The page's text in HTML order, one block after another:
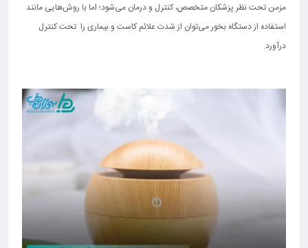
مزمن تحت نظر پزشکان متخصص، کنترل و درمان می‌شود؛ اما با روش‌هایی مانند
استفاده از دستگاه بخور می‌توان از شدت علائم کاست و بیماری را تحت کنترل
درآورد.